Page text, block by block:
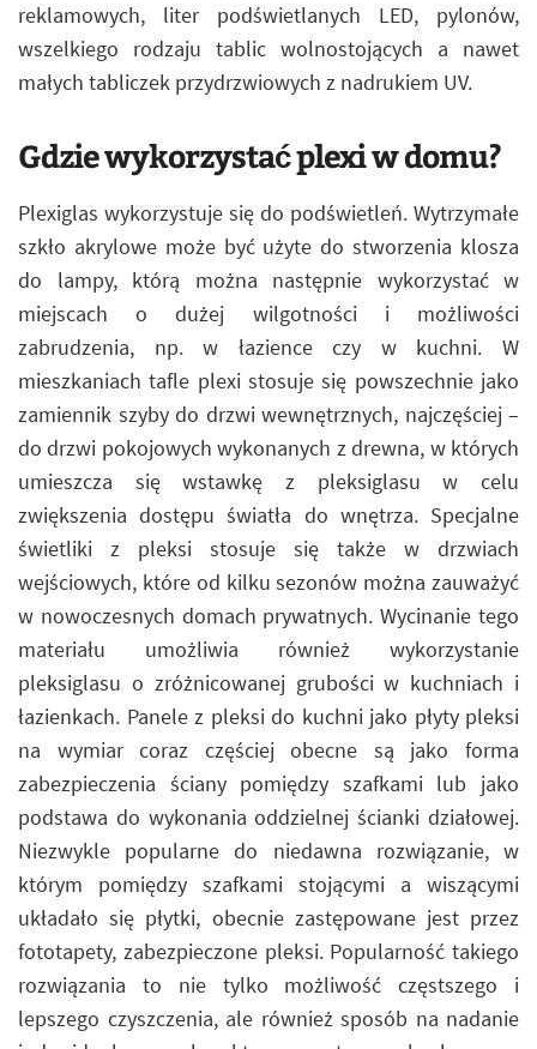
reklamowych, liter podświetlanych LED, pylonów,
wszelkiego rodzaju tablic wolnostojących a nawet
małych tabliczek przydrzwiowych z nadrukiem UV.
Gdzie wykorzystać plexi w domu?
Plexiglas wykorzystuje się do podświetleń. Wytrzymałe
szkło akrylowe może być użyte do stworzenia klosza
do lampy, którą można następnie wykorzystać w
miejscach o dużej wilgotności i możliwości
zabrudzenia, np. w łazience czy w kuchni. W
mieszkaniach tafle plexi stosuje się powszechnie jako
zamiennik szyby do drzwi wewnętrznych, najczęściej –
do drzwi pokojowych wykonanych z drewna, w których
umieszcza się wstawkę z pleksiglasu w celu
zwiększenia dostępu światła do wnętrza. Specjalne
świetliki z pleksi stosuje się także w drzwiach
wejściowych, które od kilku sezonów można zauważyć
w nowoczesnych domach prywatnych. Wycinanie tego
materiału umożliwia również wykorzystanie
pleksiglasu o zróżnicowanej grubości w kuchniach i
łazienkach. Panele z pleksi do kuchni jako płyty pleksi
na wymiar coraz częściej obecne są jako forma
zabezpieczenia ściany pomiędzy szafkami lub jako
podstawa do wykonania oddzielnej ścianki działowej.
Niezwykle popularne do niedawna rozwiązanie, w
którym pomiędzy szafkami stojącymi a wiszącymi
układało się płytki, obecnie zastępowane jest przez
fototapety, zabezpieczone pleksi. Popularność takiego
rozwiązania to nie tylko możliwość częstszego i
lepszego czyszczenia, ale również sposób na nadanie